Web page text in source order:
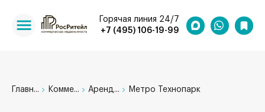
+7 (495) 106-19-99
Горячая линия 24/7
Главн... Комме... Аренд... Метро Технопарк